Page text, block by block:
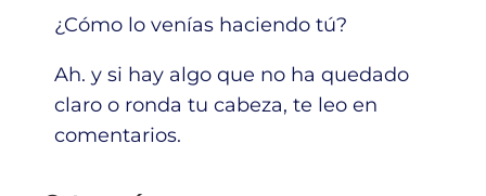
¿Cómo lo venías haciendo tú?
Ah. y si hay algo que no ha quedado
claro o ronda tu cabeza, te leo en
comentarios.